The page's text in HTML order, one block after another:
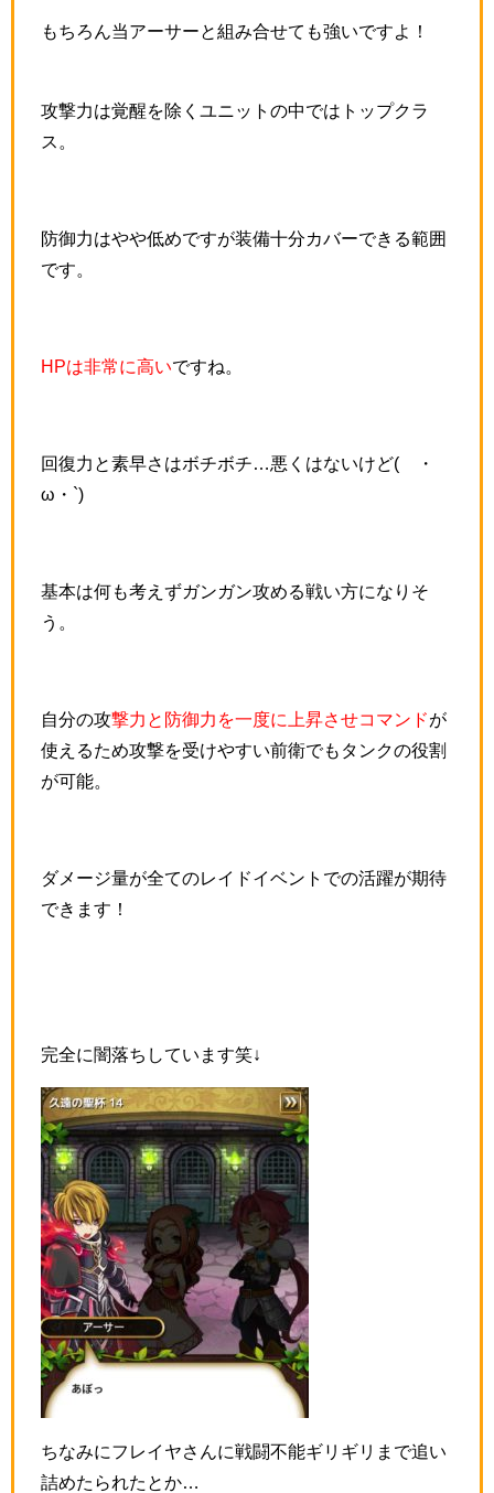
もちろん当アーサーと組み合せても強いですよ！
攻撃力は覚醒を除くユニットの中ではトップクラ
ス。
防御力はやや低めですが装備十分カバーできる範囲
です。
HPは非常に高いですね。
回復力と素早さはボチボチ…悪くはないけど(´・
ω・`)
基本は何も考えずガンガン攻める戦い方になりそ
う。
自分の攻撃力と防御力を一度に上昇させコマンドが
使えるため攻撃を受けやすい前衛でもタンクの役割
が可能。
ダメージ量が全てのレイドイベントでの活躍が期待
できます！
完全に闇落ちしています笑↓
ちなみにフレイヤさんに戦闘不能ギリギリまで追い
詰めたられたとか…